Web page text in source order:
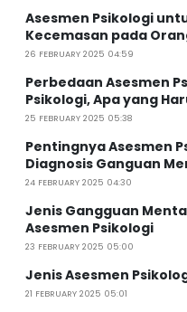
Asesmen Psikologi
Kecemasan pada
26 FEBRUARY 2025 04:59
Perbedaan Asesmen
Psikologi, Apa yang
25 FEBRUARY 2025 05:38
Pentingnya Asesmen
Diagnosis Ganguan
24 FEBRUARY 2025 04:30
Jenis Gangguan
Asesmen Psikologi
23 FEBRUARY 2025 05:00
Jenis Asesmen
21 FEBRUARY 2025 05:01